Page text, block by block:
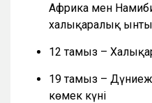
Африка мен
халықаралық
12 тамыз –
19 тамыз –
көмек күні